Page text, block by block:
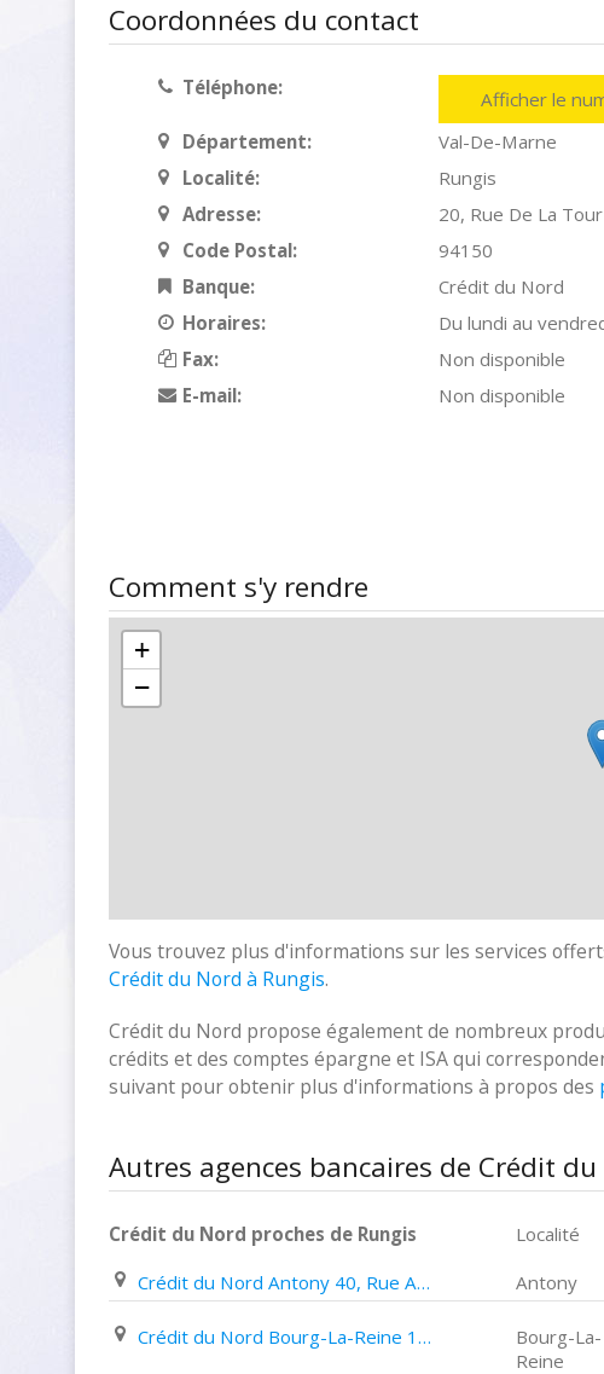
Coordonnées du contact
Téléphone:
Afficher le
Département:
Val-De-Marne
Localité:
Rungis
Adresse:
20, Rue De La Tour
Code Postal:
94150
Banque:
Crédit du Nord
Horaires:
Du lundi au
Fax:
Non disponible
E-mail:
Non disponible
Comment s'y rendre
+
−
Vous trouvez plus d'informations sur les services
Crédit du Nord à Rungis.
Crédit du Nord propose également de nombreux
crédits et des comptes épargne et ISA qui
suivant pour obtenir plus d'informations à propos des
Autres agences bancaires de Crédit
Crédit du Nord proches de Rungis Localité
Crédit du Nord Antony 40, Rue Auguste Mounié
Antony
Crédit du Nord Bourg-La-Reine 107, Avenue Du Général Leclerc
Bourg-La-
Reine